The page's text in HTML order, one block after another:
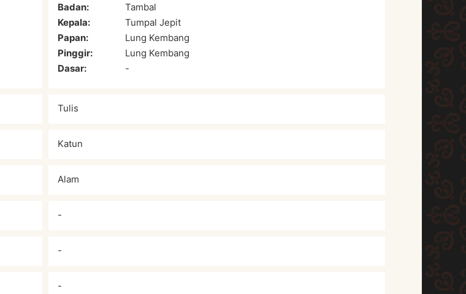
Badan:
Tambal
Kepala:
Tumpal Jepit
Papan:
Lung Kembang
Pinggir:
Lung Kembang
Dasar:
-
Tulis
Katun
Alam
-
-
-